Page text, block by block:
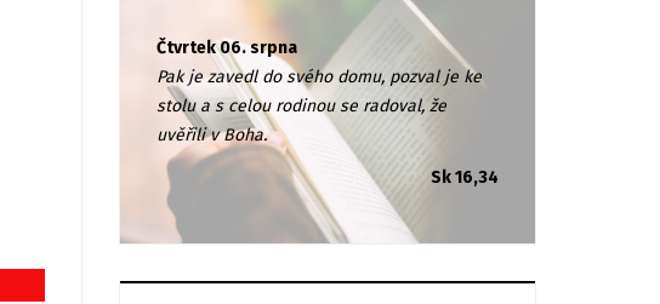
Čtvrtek 06. srpna
Pak je zavedl do svého domu, pozval je ke
stolu a s celou rodinou se radoval, že
uvěřili v Boha.
Sk 16,34